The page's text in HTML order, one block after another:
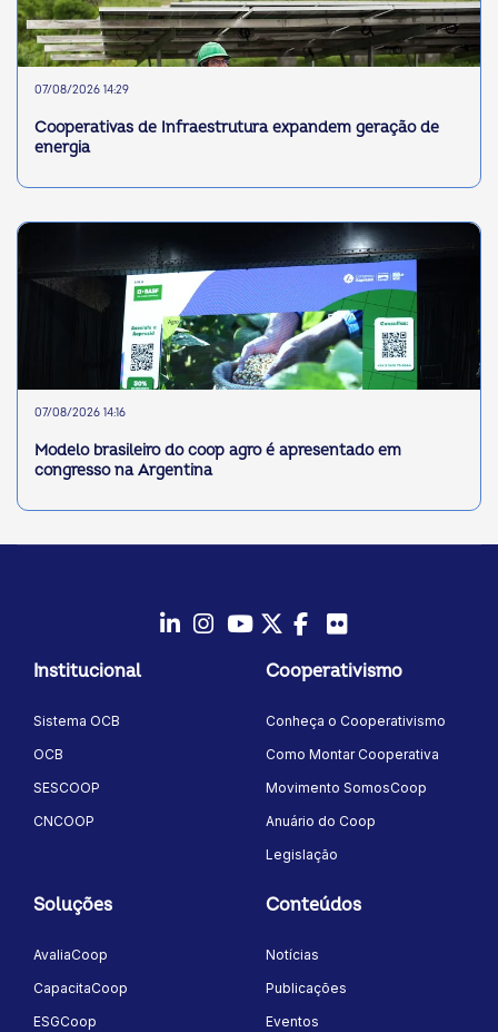
07/08/2026 14:29
Cooperativas de Infraestrutura expandem geração de
energia
07/08/2026 14:16
Modelo brasileiro do coop agro é apresentado em
congresso na Argentina
Instagram
YoutubeTwitter/X
Facebook
Institucional
Sistema OCB
OCB
SESCOOP
CNCOOP
Cooperativismo
Conheça o Cooperativismo
Como Montar Cooperativa
Movimento SomosCoop
Anuário do Coop
Legislação
Soluções
AvaliaCoop
CapacitaCoop
ESGCoop
Conteúdos
Notícias
Publicações
Eventos